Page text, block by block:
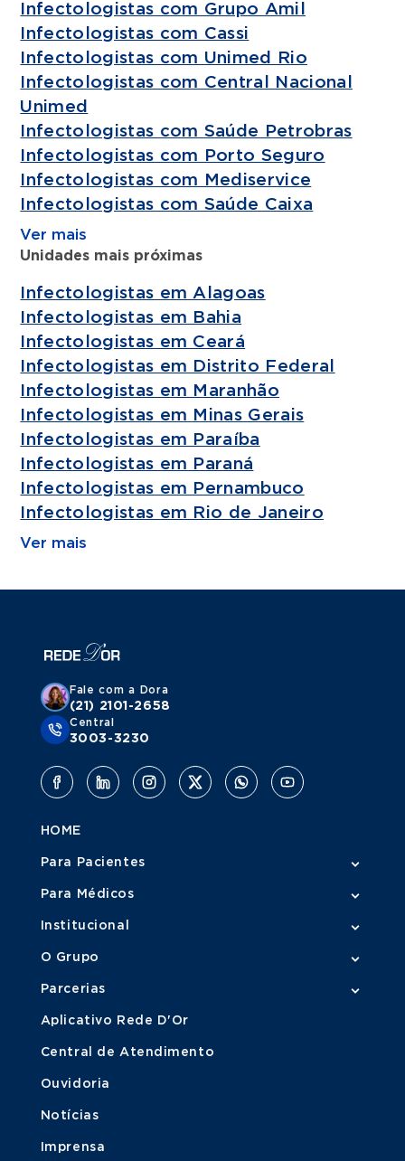
Infectologistas com Grupo Amil
Infectologistas com Cassi
Infectologistas com Unimed Rio
Infectologistas com Central Nacional
Unimed
Infectologistas com Saúde Petrobras
Infectologistas com Porto Seguro
Infectologistas com Mediservice
Infectologistas com Saúde Caixa
Ver mais
Unidades mais próximas
Infectologistas em Alagoas
Infectologistas em Bahia
Infectologistas em Ceará
Infectologistas em Distrito Federal
Infectologistas em Maranhão
Infectologistas em Minas Gerais
Infectologistas em Paraíba
Infectologistas em Paraná
Infectologistas em Pernambuco
Infectologistas em Rio de Janeiro
Ver mais
Fale com a Dora
(21) 2101-2658
Central
3003-3230
HOME
Para Pacientes
Para Médicos
Institucional
O Grupo
Parcerias
Aplicativo Rede D'Or
Central de Atendimento
Ouvidoria
Notícias
Imprensa